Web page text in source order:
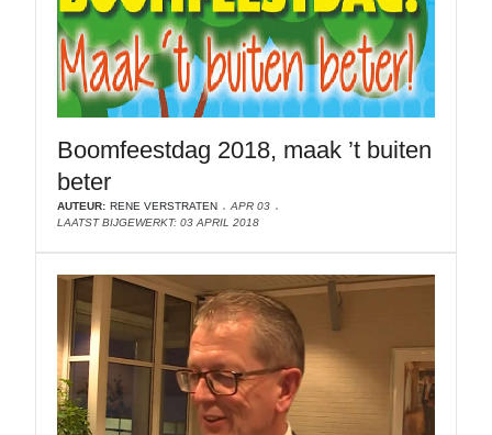
Boomfeestdag 2018, maak ’t buiten
beter
AUTEUR: RENE VERSTRATEN
APR 03
LAATST BIJGEWERKT: 03 APRIL 2018